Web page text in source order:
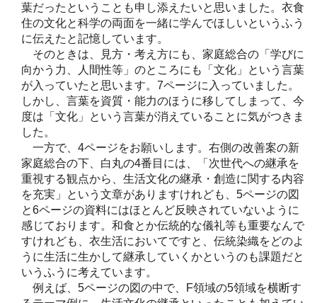
葉だったということも申し添えたいと思いました。衣食
住の文化と科学の両面を一緒に学んでほしいというふう
に伝えたと記憶しています。
そのときは、見方・考え方にも、家庭総合の「学びに
向かう力、人間性等」のところにも「文化」という言葉
が入っていたと思います。7ページに入っていました。
しかし、言葉を資質・能力のほうに移してしまって、今
度は「文化」という言葉が消えていることに気がつきま
した。
一方で、4ページをお願いします。右側の改善案の新
家庭総合の下、白丸の4番目には、「次世代への継承を
重視する観点から、生活文化の継承・創造に関する内容
を充実」という文章がありますけれども、5ページの図
と6ページの資料にはほとんど反映されていないように
感じております。和食とか伝統的な儀礼等も重要なんで
すけれども、衣生活においてですと、伝統染織をどのよ
うに生活に生かして継承していくかというのも課題だと
いうふうに考えています。
例えば、5ページの図の中で、F領域の5領域を横断す